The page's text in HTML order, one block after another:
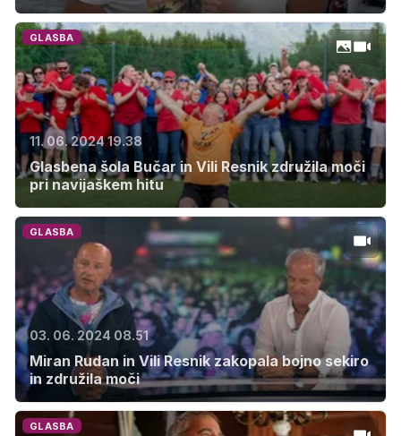
GLASBA
11. 06. 2024 19.38
Glasbena šola Bučar in Vili Resnik združila moči
pri navijaškem hitu
GLASBA
03. 06. 2024 08.51
Miran Rudan in Vili Resnik zakopala bojno sekiro
in združila moči
GLASBA